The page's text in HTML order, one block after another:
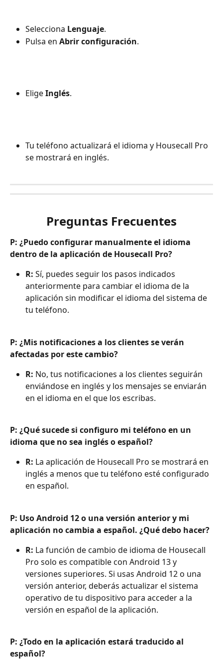
Selecciona Lenguaje.
Pulsa en Abrir configuración.
Elige Inglés.
Tu teléfono actualizará el idioma y Housecall Pro
se mostrará en inglés.
Preguntas Frecuentes
P: ¿Puedo configurar manualmente el idioma
dentro de la aplicación de Housecall Pro?
R: Sí, puedes seguir los pasos indicados
anteriormente para cambiar el idioma de la
aplicación sin modificar el idioma del sistema de
tu teléfono.
P: ¿Mis notificaciones a los clientes se verán
afectadas por este cambio?
R: No, tus notificaciones a los clientes seguirán
enviándose en inglés y los mensajes se enviarán
en el idioma en el que los escribas.
P: ¿Qué sucede si configuro mi teléfono en un
idioma que no sea inglés o español?
R: La aplicación de Housecall Pro se mostrará en
inglés a menos que tu teléfono esté configurado
en español.
P: Uso Android 12 o una versión anterior y mi
aplicación no cambia a español. ¿Qué debo hacer?
R: La función de cambio de idioma de Housecall
Pro solo es compatible con Android 13 y
versiones superiores. Si usas Android 12 o una
versión anterior, deberás actualizar el sistema
operativo de tu dispositivo para acceder a la
versión en español de la aplicación.
P: ¿Todo en la aplicación estará traducido al
español?